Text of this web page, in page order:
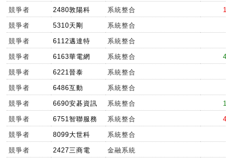
競爭者 2480敦陽科 系統整合
競爭者 5310天剛 系統整合
競爭者 6112邁達特 系統整合
競爭者 6163華電網 系統整合
競爭者 6221晉泰 系統整合
競爭者 6486互動 系統整合
競爭者 6690安碁資訊 系統整合
競爭者 6751智聯服務 系統整合
競爭者 8099大世科 系統整合
競爭者 2427三商電 金融系統